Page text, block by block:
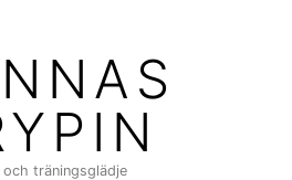
och träningsglädje